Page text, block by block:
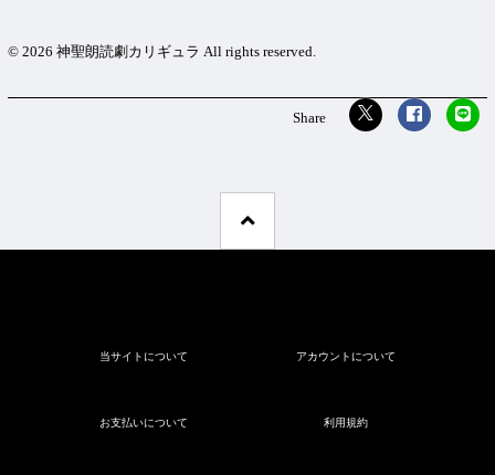
©︎ 2026 神聖朗読劇カリギュラ All rights reserved.
当サイトについて アカウントについて
お支払いについて 利用規約